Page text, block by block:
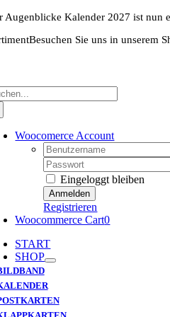
Zum
Inhalt
springen
Augenblicke Kalender 2027 ist nun
Besuchen Sie uns in unserem
Woocomerce Account
Username:
Password:
Eingeloggt bleiben
Registrieren
Woocommerce Cart0
START
SHOP